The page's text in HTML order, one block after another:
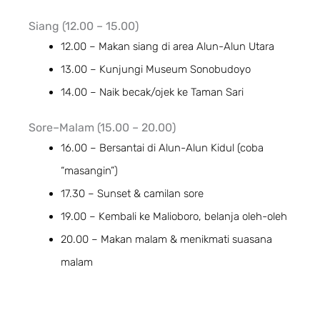
Siang (12.00 – 15.00)
12.00 – Makan siang di area Alun-Alun Utara
13.00 – Kunjungi Museum Sonobudoyo
14.00 – Naik becak/ojek ke Taman Sari
Sore–Malam (15.00 – 20.00)
16.00 – Bersantai di Alun-Alun Kidul (coba
“masangin”)
17.30 – Sunset & camilan sore
19.00 – Kembali ke Malioboro, belanja oleh-oleh
20.00 – Makan malam & menikmati suasana
malam